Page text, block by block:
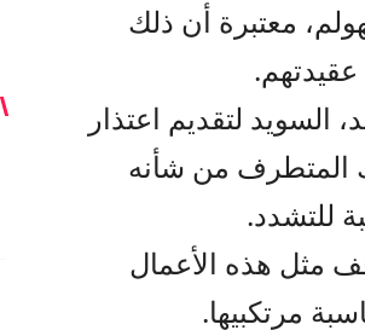
معتبرة أن ذلك
السويد لتقديم اعتذار
المتطرف من شأنه
للتشدد.
مثل هذه الأعمال
مرتكبيها.